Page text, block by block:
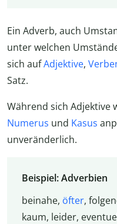
Ein Adverb, auch
unter welchen
sich aufAdjektive,
Satz.
Während sich Adjektive
Numerus und Kasus
unveränderlich.
Beispiel: Adverbien
beinahe, öfter,
kaum, leider,